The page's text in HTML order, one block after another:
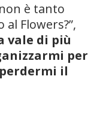
è tanto
Flowers?”,
vale di più
per
il